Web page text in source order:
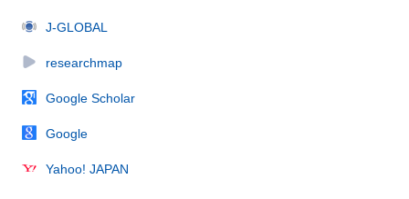
J-GLOBAL
researchmap
Google Scholar
Google
Yahoo! JAPAN